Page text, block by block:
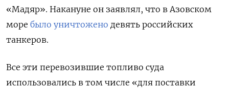
«Мадяр». Накануне он заявлял, что в Азовском
море было уничтожено девять российских
танкеров.
Все эти перевозившие топливо суда
использовались в том числе «для поставки